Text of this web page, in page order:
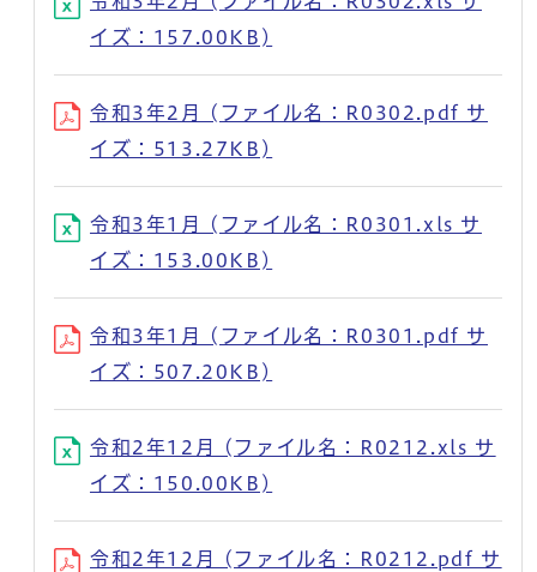
イズ：157.00KB)
令和3年2月 (ファイル名：R0302.pdf サ
イズ：513.27KB)
令和3年1月 (ファイル名：R0301.xls サ
イズ：153.00KB)
令和3年1月 (ファイル名：R0301.pdf サ
イズ：507.20KB)
令和2年12月 (ファイル名：R0212.xls サ
イズ：150.00KB)
令和2年12月 (ファイル名：R0212.pdf サ